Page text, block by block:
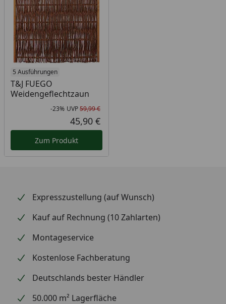
5 Ausführungen
T&J FUEGO
Weidengeflechtzaun
Rabatt in Prozent
-23%
Ursprünglicher Preis
UVP59,99 €
Aktueller Preis
45,90 €
Zum Produkt
Expresszustellung (auf Wunsch)
Kauf auf Rechnung (10 Zahlarten)
Montageservice
Kostenlose Fachberatung
Deutschlands bester Händler
50.000 m² Lagerfläche